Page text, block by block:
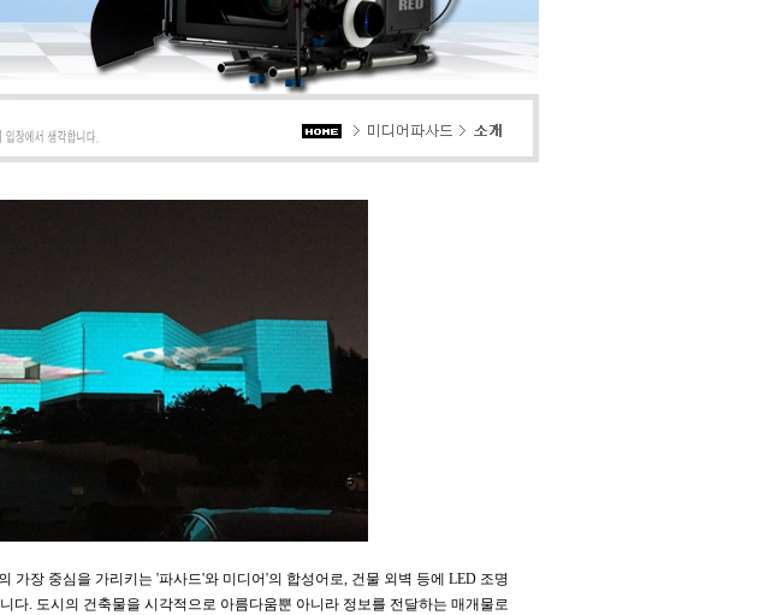
가장 중심을 가리키는 '파사드'와 미디어'의 합성어로, 건물 외벽 등에 LED 조명
다. 도시의 건축물을 시각적으로 아름다움뿐 아니라 정보를 전달하는 매개물로